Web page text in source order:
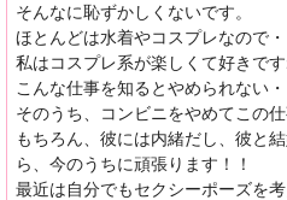
そんなに恥ずかしくないです。
ほとんどは水着やコスプレなので・
私はコスプレ系が楽しくて好きです
こんな仕事を知るとやめられない・
そのうち、コンビニをやめてこの
もちろん、彼には内緒だし、彼と
ら、今のうちに頑張ります！！
最近は自分でもセクシーポーズを